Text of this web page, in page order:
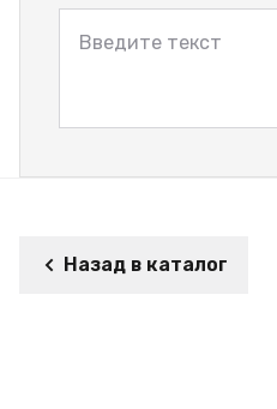
Назад в каталог